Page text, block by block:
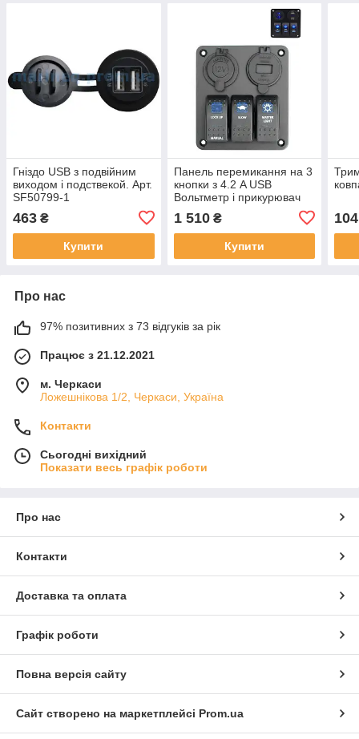
Гніздо USB з подвійним
виходом і подствекой. Арт.
SF50799-1
463 ₴
Купити
Панель перемикання на 3
кнопки з 4.2 A USB
Вольтметр і прикурювач
1 510₴
Купити
104
Про нас
97% позитивних з 73 відгуків за рік
Працює з 21.12.2021
м. Черкаси
Ложешнікова 1/2, Черкаси, Україна
Контакти
Сьогодні вихідний
Показати весь графік роботи
Про нас
Контакти
Доставка та оплата
Графік роботи
Повна версія сайту
Сайт створено на маркетплейсі Prom.ua